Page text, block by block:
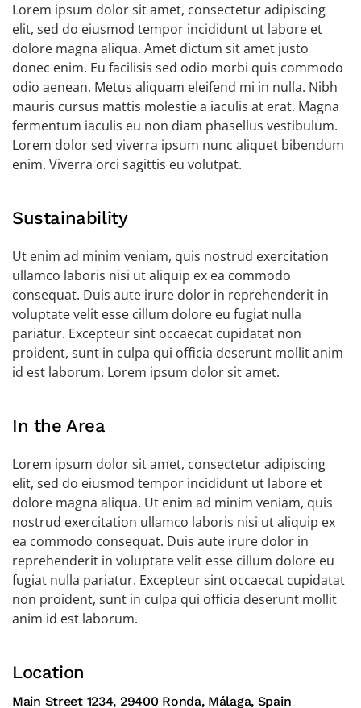
Lorem ipsum dolor sit amet, consectetur adipiscing
elit, sed do eiusmod tempor incididunt ut labore et
dolore magna aliqua. Amet dictum sit amet justo
donec enim. Eu facilisis sed odio morbi quis commodo
odio aenean. Metus aliquam eleifend mi in nulla. Nibh
mauris cursus mattis molestie a iaculis at erat. Magna
fermentum iaculis eu non diam phasellus vestibulum.
Lorem dolor sed viverra ipsum nunc aliquet bibendum
enim. Viverra orci sagittis eu volutpat.
Sustainability
Ut enim ad minim veniam, quis nostrud exercitation
ullamco laboris nisi ut aliquip ex ea commodo
consequat. Duis aute irure dolor in reprehenderit in
voluptate velit esse cillum dolore eu fugiat nulla
pariatur. Excepteur sint occaecat cupidatat non
proident, sunt in culpa qui officia deserunt mollit anim
id est laborum. Lorem ipsum dolor sit amet.
In the Area
Lorem ipsum dolor sit amet, consectetur adipiscing
elit, sed do eiusmod tempor incididunt ut labore et
dolore magna aliqua. Ut enim ad minim veniam, quis
nostrud exercitation ullamco laboris nisi ut aliquip ex
ea commodo consequat. Duis aute irure dolor in
reprehenderit in voluptate velit esse cillum dolore eu
fugiat nulla pariatur. Excepteur sint occaecat cupidatat
non proident, sunt in culpa qui officia deserunt mollit
anim id est laborum.
Location
Main Street 1234, 29400 Ronda, Málaga, Spain